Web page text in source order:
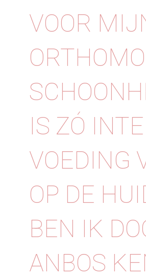
VOOR
IS ZÓ
VOEDING
OP DE
BEN IK
ANBOS